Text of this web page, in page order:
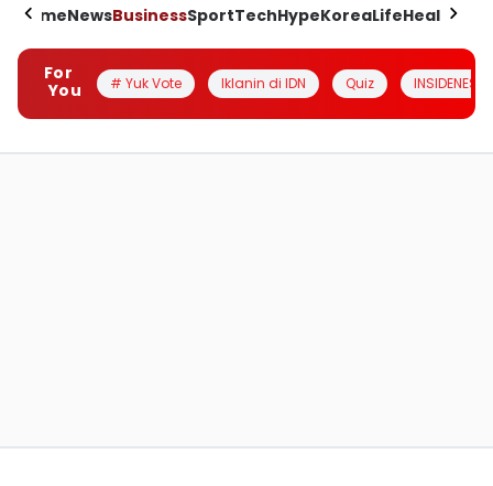
HomeNewsBusinessSportTechHypeKoreaLifeHealth
For
You
# Yuk Vote Iklanin di IDN Quiz INSIDENESIA